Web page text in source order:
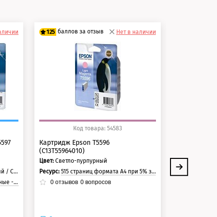
/ Черный
125 баллов за отзыв
100 баллов
125 баллов
Нет в наличии
Код товара: 54583
Картридж Epson T5596
(C13T55964010)
Цвет: Светло-пурпурный
Ресурс: 515 страниц формата А4 при 5% заполнении страницы.
0отзывов 0вопросов
Цвет:
Ресурс: